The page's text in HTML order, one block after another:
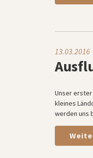
13.03.2016
Unser erster
kleines
werden uns